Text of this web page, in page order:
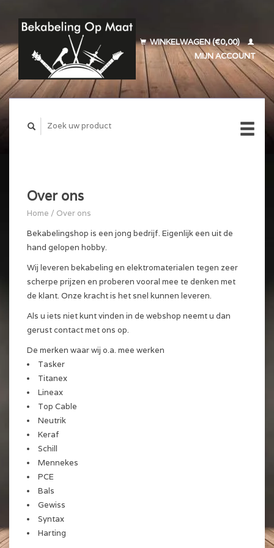
WINKELWAGEN (€0,00)
MIJN ACCOUNT
Over ons
Home / Over ons
Bekabelingshop is een jong bedrijf. Eigenlijk een uit de
hand gelopen hobby.
Wij leveren bekabeling en elektromaterialen tegen zeer
scherpe prijzen en proberen vooral mee te denken met
de klant. Onze kracht is het snel kunnen leveren.
Als u iets niet kunt vinden in de webshop neemt u dan
gerust contact met ons op.
De merken waar wij o.a. mee werken
Tasker
Titanex
Lineax
Top Cable
Neutrik
Keraf
Schill
Mennekes
PCE
Bals
Gewiss
Syntax
Harting